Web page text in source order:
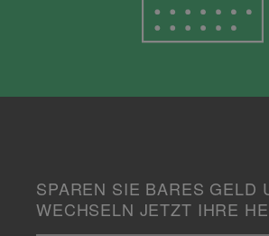
SPAREN SIE BARES GELD
WECHSELN JETZT IHRE